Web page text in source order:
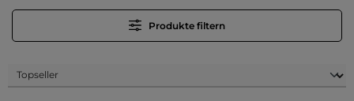
Produkte filtern